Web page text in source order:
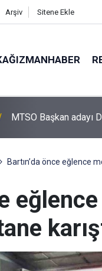
Arşiv Sitene Ekle
Bakan Yumaklı
Bartın’da önce eğlence